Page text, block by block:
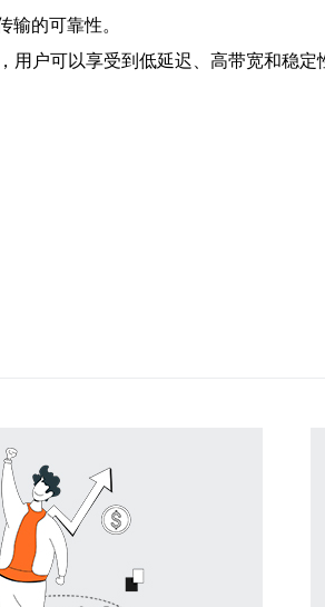
的可靠性。
户可以享受到低延迟、高带宽和稳